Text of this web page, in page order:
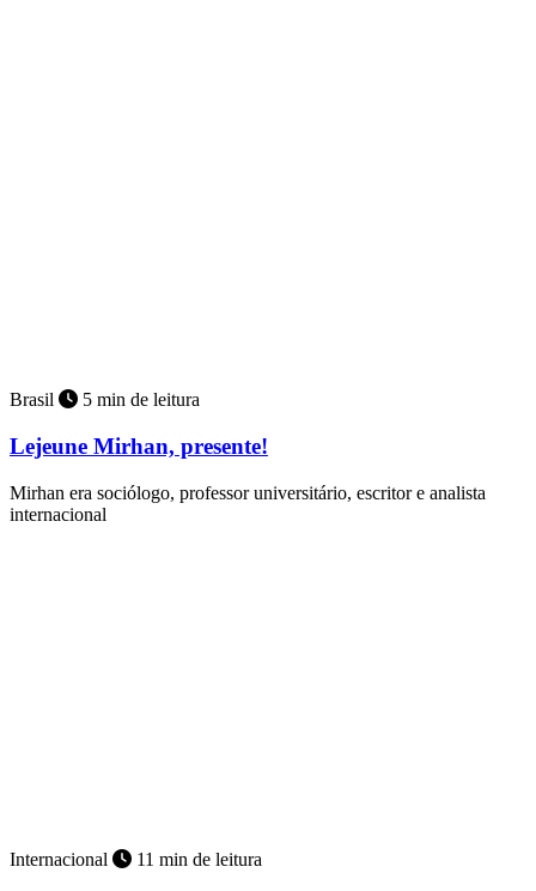
Brasil 5 min de leitura
Lejeune Mirhan, presente!
Mirhan era sociólogo, professor universitário, escritor e analista
internacional
Internacional 11 min de leitura